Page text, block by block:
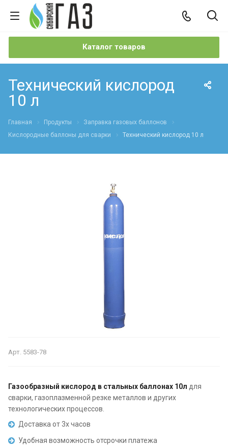
Каталог товаров
Технический кислород
10 л
Главная Продукты
Заправка газовых баллонов
Кислородные баллоны для сварки
Технический кислород 10 л
Арт. 5583-78
Газообразный кислород в стальных баллонах 10л для
сварки, газоплазменной резке металлов и других
технологических процессов.
Доставка от 3х часов
Удобная возможность отсрочки платежа